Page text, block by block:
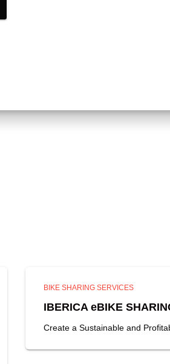
BIKE SHARING SERVICES
IBERICA eBIKE
Create a Sustainable and